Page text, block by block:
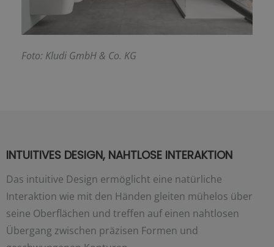
Foto: Kludi GmbH & Co. KG
INTUITIVES DESIGN, NAHTLOSE INTERAKTION
Das intuitive Design ermöglicht eine natürliche
Interaktion wie mit den Händen gleiten mühelos über
seine Oberflächen und treffen auf einen nahtlosen
Übergang zwischen präzisen Formen und